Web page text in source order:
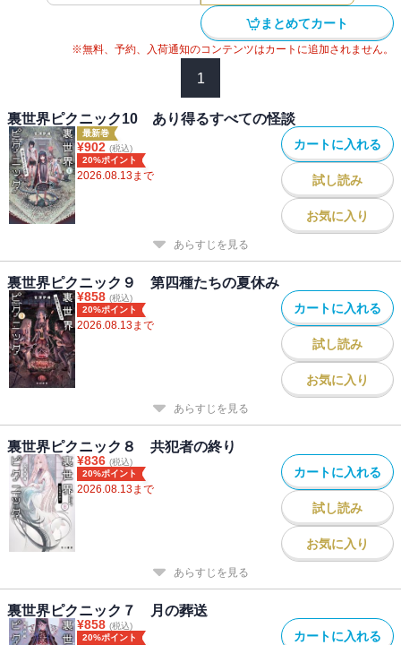
まとめてカート
※無料、予約、入荷通知のコンテンツはカートに追加されません。
1
裏世界ピクニック10 あり得るすべての怪談
最新巻
¥902 (税込)
20%ポイント
2026.08.13まで
カートに入れる
試し読み
お気に入り
あらすじを見る
裏世界ピクニック９ 第四種たちの夏休み
¥858 (税込)
20%ポイント
2026.08.13まで
カートに入れる
試し読み
お気に入り
あらすじを見る
裏世界ピクニック８ 共犯者の終り
¥836 (税込)
20%ポイント
2026.08.13まで
カートに入れる
試し読み
お気に入り
あらすじを見る
裏世界ピクニック７ 月の葬送
¥858 (税込)
20%ポイント
カートに入れる